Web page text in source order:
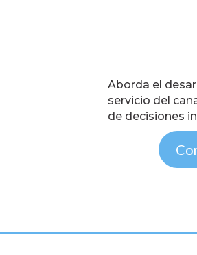
Aborda el
servicio del
de decisiones